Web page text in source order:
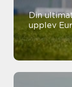
Din
upplev